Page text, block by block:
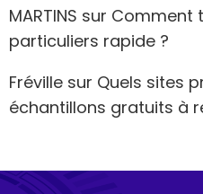
MARTINS sur Comment
particuliers rapide ?
Fréville sur Quels sites
échantillons gratuits à